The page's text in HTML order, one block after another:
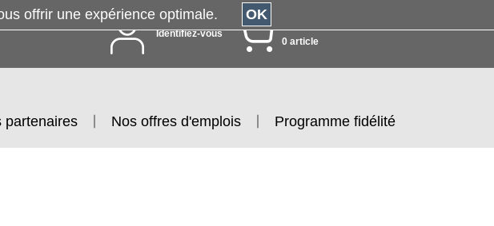
Identifiez-vous
0 article
partenaires Nos offres d'emplois Programme fidélité
offrir une expérience optimale. OK